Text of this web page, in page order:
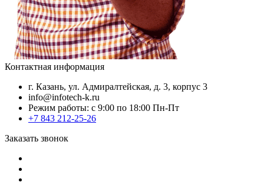
Контактная информация
г. Казань, ул. Адмиралтейская, д. 3, корпус 3
info@infotech-k.ru
Режим работы: с 9:00 по 18:00 Пн-Пт
+7 843 212-25-26
Заказать звонок